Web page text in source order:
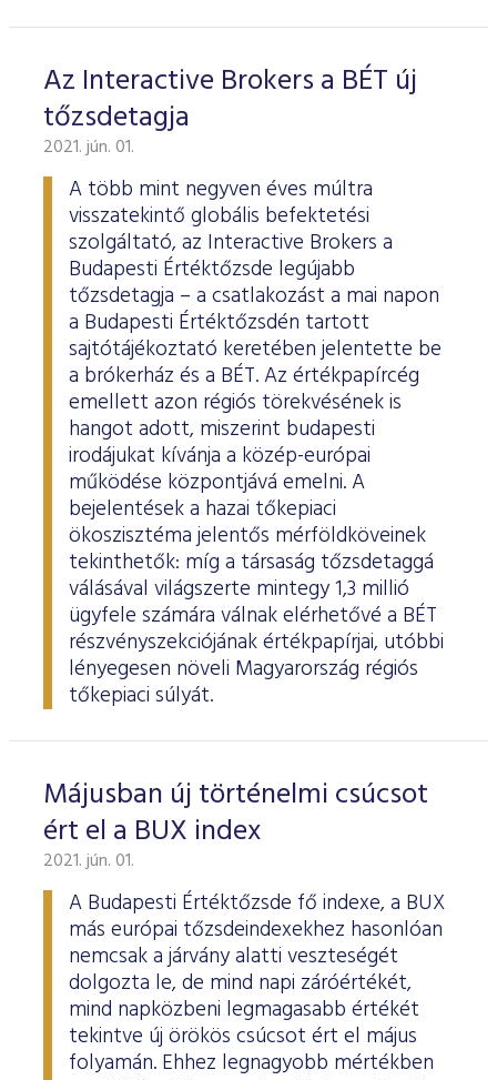
Az Interactive Brokers a BÉT új
tőzsdetagja
2021. jún. 01.
A több mint negyven éves múltra
visszatekintő globális befektetési
szolgáltató, az Interactive Brokers a
Budapesti Értéktőzsde legújabb
tőzsdetagja – a csatlakozást a mai napon
a Budapesti Értéktőzsdén tartott
sajtótájékoztató keretében jelentette be
a brókerház és a BÉT. Az értékpapírcég
emellett azon régiós törekvésének is
hangot adott, miszerint budapesti
irodájukat kívánja a közép-európai
működése központjává emelni. A
bejelentések a hazai tőkepiaci
ökoszisztéma jelentős mérföldköveinek
tekinthetők: míg a társaság tőzsdetaggá
válásával világszerte mintegy 1,3 millió
ügyfele számára válnak elérhetővé a BÉT
részvényszekciójának értékpapírjai, utóbbi
lényegesen növeli Magyarország régiós
tőkepiaci súlyát.
Májusban új történelmi csúcsot
ért el a BUX index
2021. jún. 01.
A Budapesti Értéktőzsde fő indexe, a BUX
más európai tőzsdeindexekhez hasonlóan
nemcsak a járvány alatti veszteségét
dolgozta le, de mind napi záróértékét,
mind napközbeni legmagasabb értékét
tekintve új örökös csúcsot ért el május
folyamán. Ehhez legnagyobb mértékben